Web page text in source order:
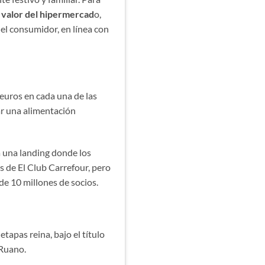
valor del hipermercado,
consumidor, en línea con
en cada una de las
una alimentación
landing donde los
de El Club Carrefour, pero
10 millones de socios.
reina, bajo el título